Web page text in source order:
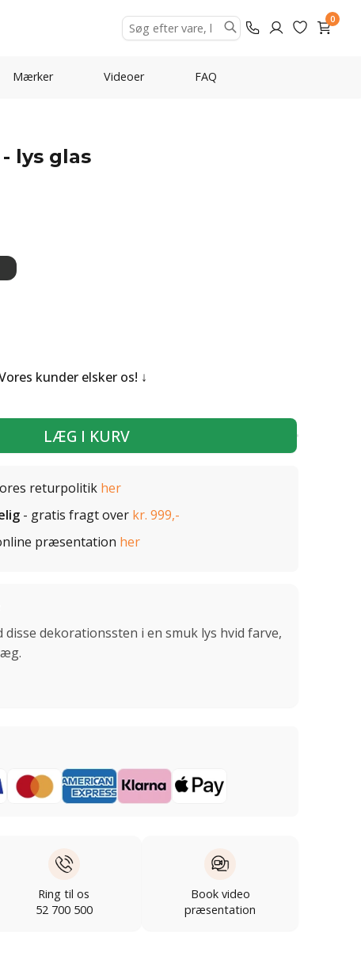
0
Mærker Videoer FAQ
lys glas
kunder elsker os!
LÆG I KURV
returpolitik her
- gratis fragt over kr. 999,-
præsentation her
dekorationssten i en smuk lys hvid farve,
Ring til os
52 700 500
Book video
præsentation